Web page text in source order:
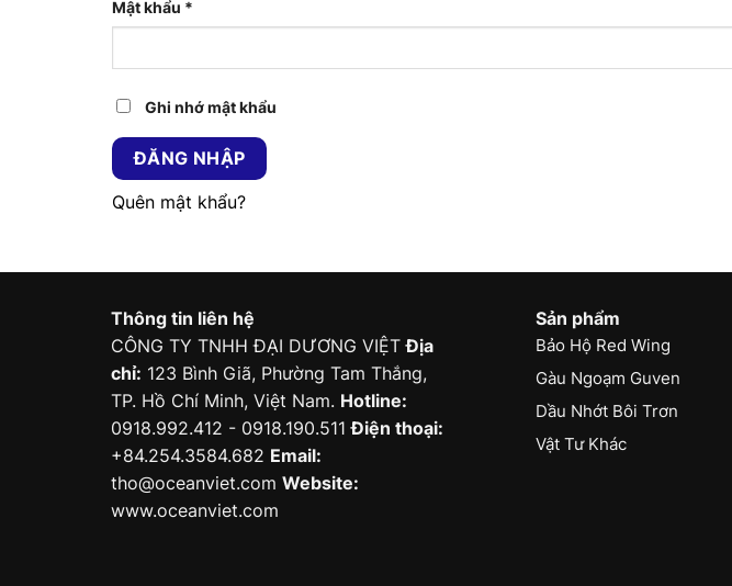
Mật khẩu *
Ghi nhớ mật khẩu
ĐĂNG NHẬP
Quên mật khẩu?
Thông tin liên hệ
CÔNG TY TNHH ĐẠI DƯƠNG VIỆTĐịa
chỉ: 123 Bình Giã, Phường Tam Thắng,
TP. Hồ Chí Minh, Việt Nam. Hotline:
0918.992.412 - 0918.190.511Điện thoại:
+84.254.3584.682 Email:
tho@oceanviet.com Website:
www.oceanviet.com
Sản phẩm
Bảo Hộ Red Wing
Gàu Ngoạm Guven
Dầu Nhớt Bôi Trơn
Vật Tư Khác